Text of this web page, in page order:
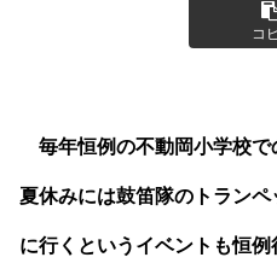
コ
毎年恒例の不動岡小学校で
夏休みには鼓笛隊のトラン
に行くというイベントも恒